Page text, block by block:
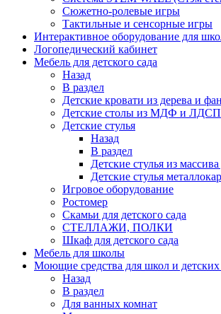
Сюжетно-ролевые игры
Тактильные и сенсорные игры
Интерактивное оборудование для
Логопедический кабинет
Мебель для детского сада
Назад
В раздел
Детские кровати из дерева и
Детские столы из МДФ и ЛДСП
Детские стулья
Назад
В раздел
Детские стулья из
Детские стулья
Игровое оборудование
Ростомер
Скамьи для детского сада
СТЕЛЛАЖИ, ПОЛКИ
Шкаф для детского сада
Мебель для школы
Моющие средства для школ и детских
Назад
В раздел
Для ванных комнат